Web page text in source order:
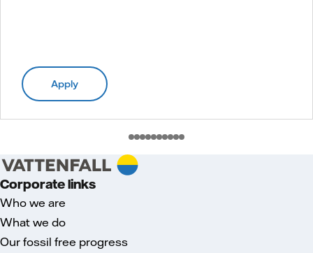
Apply
Corporate links
Who we are
What we do
Our fossil free progress